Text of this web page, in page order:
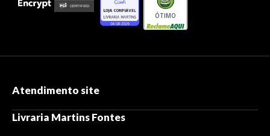
ÓTIMO
Atendimento site
Livraria Martins Fontes